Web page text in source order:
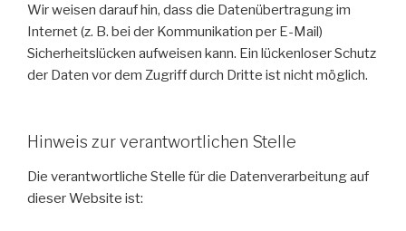
Wir weisen darauf hin, dass die Datenübertragung im
Internet (z. B. bei der Kommunikation per E-Mail)
Sicherheitslücken aufweisen kann. Ein lückenloser Schutz
der Daten vor dem Zugriff durch Dritte ist nicht möglich.
Hinweis zur verantwortlichen Stelle
Die verantwortliche Stelle für die Datenverarbeitung auf
dieser Website ist: